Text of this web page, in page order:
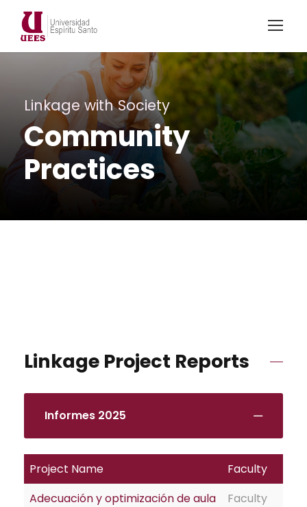
Linkage with Society
Community
Practices
Linkage Project Reports
Informes 2025
Project Name
Faculty
Adecuación y optimización de aula
Faculty